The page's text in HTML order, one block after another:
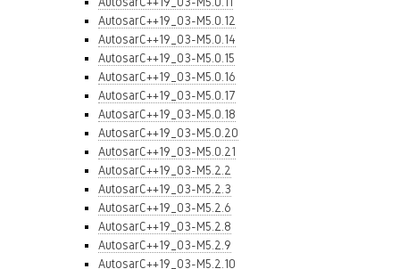
AutosarC++19_03-M5.0.12
AutosarC++19_03-M5.0.14
AutosarC++19_03-M5.0.15
AutosarC++19_03-M5.0.16
AutosarC++19_03-M5.0.17
AutosarC++19_03-M5.0.18
AutosarC++19_03-M5.0.20
AutosarC++19_03-M5.0.21
AutosarC++19_03-M5.2.2
AutosarC++19_03-M5.2.3
AutosarC++19_03-M5.2.6
AutosarC++19_03-M5.2.8
AutosarC++19_03-M5.2.9
AutosarC++19_03-M5.2.10